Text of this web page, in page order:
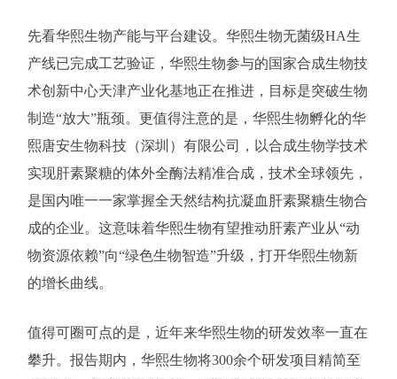
先看华熙生物产能与平台建设。华熙生物无菌级HA生
产线已完成工艺验证，华熙生物参与的国家合成生物技
术创新中心天津产业化基地正在推进，目标是突破生物
制造“放大”瓶颈。更值得注意的是，华熙生物孵化的华
熙唐安生物科技（深圳）有限公司，以合成生物学技术
实现肝素聚糖的体外全酶法精准合成，技术全球领先，
是国内唯一一家掌握全天然结构抗凝血肝素聚糖生物合
成的企业。这意味着华熙生物有望推动肝素产业从“动
物资源依赖”向“绿色生物智造”升级，打开华熙生物新
的增长曲线。
值得可圈可点的是，近年来华熙生物的研发效率一直在
攀升。报告期内，华熙生物将300余个研发项目精简至